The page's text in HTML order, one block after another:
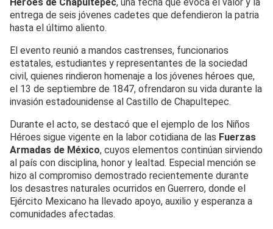
entrega de seis jóvenes cadetes que defendieron la patria
hasta el último aliento.
El evento reunió a mandos castrenses, funcionarios
estatales, estudiantes y representantes de la sociedad
civil, quienes rindieron homenaje a los jóvenes héroes que,
el 13 de septiembre de 1847, ofrendaron su vida durante la
invasión estadounidense al Castillo de Chapultepec.
Durante el acto, se destacó que el ejemplo de los Niños
Héroes sigue vigente en la labor cotidiana de las Fuerzas
Armadas de México, cuyos elementos continúan sirviendo
al país con disciplina, honor y lealtad. Especial mención se
hizo al compromiso demostrado recientemente durante
los desastres naturales ocurridos en Guerrero, donde el
Ejército Mexicano ha llevado apoyo, auxilio y esperanza a
comunidades afectadas.